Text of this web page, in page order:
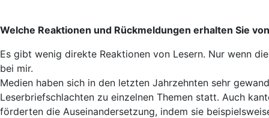
Welche Reaktionen und Rückmeldungen erhalten Sie
Es gibt wenig direkte Reaktionen von Lesern. Nur wenn
bei mir.
Medien haben sich in den letzten Jahrzehnten sehr
Leserbriefschlachten zu einzelnen Themen statt. Auch
förderten die Auseinandersetzung, indem sie